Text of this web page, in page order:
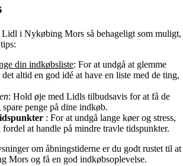
Lidl i Nykøbing Mors så behageligt som muligt,
din indkøbsliste: For at undgå at glemme
altid en god idé at have en liste med de ting,
: Hold øje med Lidls tilbudsavis for at få de
penge på dine indkøb.
: For at undgå lange køer og stress,
at handle på mindre travle tidspunkter.
om åbningstiderne er du godt rustet til at
Mors og få en god indkøbsoplevelse.